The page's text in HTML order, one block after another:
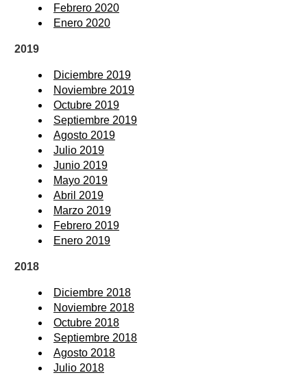
Febrero 2020
Enero 2020
2019
Diciembre 2019
Noviembre 2019
Octubre 2019
Septiembre 2019
Agosto 2019
Julio 2019
Junio 2019
Mayo 2019
Abril 2019
Marzo 2019
Febrero 2019
Enero 2019
2018
Diciembre 2018
Noviembre 2018
Octubre 2018
Septiembre 2018
Agosto 2018
Julio 2018